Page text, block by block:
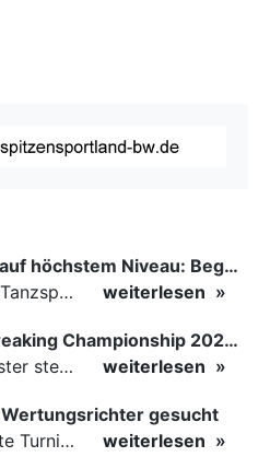
Tanzsport auf höchstem Niveau: Begeisterung bei den Turnieren in…
Ein rundum gelungenes Tanzsport-Wochenende liegt hinter den Paaren und Organisatoren in Enzklösterle. Am 1. und 2. August 2026 verwandelte sich die Festhalle wieder in einen lebendigen Mittelpunkt des…
weiterlesen
German Breaking Championship 2026 in Hannover
Der erste Deutsche Meister steht fest B-Boy Roman siegt bei den Juniors
weiterlesen
Wertungsrichter gesucht
Für einige nachgemeldete Turniere im 2 Halbjahr sucht der ZWE noch Wertungsrichter.
weiterlesen